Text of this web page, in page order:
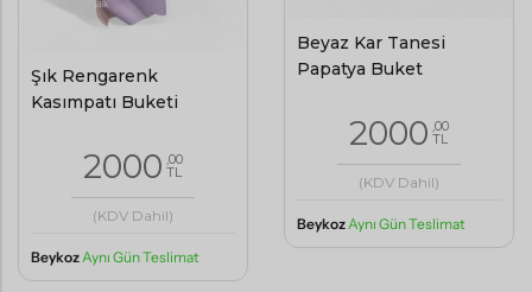
Şık Rengarenk
Kasımpatı Buketi
2000 ,00
TL
(KDV Dahil)
BeykozAynı Gün Teslimat
Beyaz Kar Tanesi
Papatya Buket
2000 ,00
TL
(KDV Dahil)
Beykoz Aynı Gün Teslimat